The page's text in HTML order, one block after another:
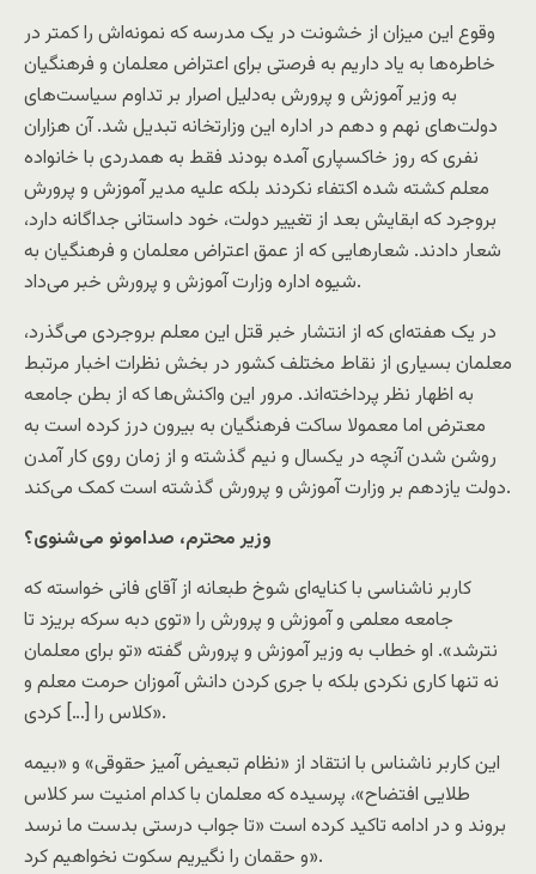
وقوع این میزان از خشونت در یک مدرسه که نمونه‌اش را کمتر در
خاطره‌ها به یاد داریم به فرصتی برای اعتراض معلمان و فرهنگیان
به وزیر آموزش و پرورش به‌دلیل اصرار بر تداوم سیاست‌های
دولت‌های نهم و دهم در اداره این وزارتخانه تبدیل شد. آن هزاران
نفری که روز خاکسپاری آمده بودند فقط به همدردی با خانواده
معلم کشته شده اکتفاء نکردند بلکه علیه مدیر آموزش و پرورش
بروجرد که ابقایش بعد از تغییر دولت، خود داستانی جداگانه دارد،
شعار دادند. شعارهایی که از عمق اعتراض معلمان و فرهنگیان به
شیوه اداره وزارت آموزش و پرورش خبر می‌داد.
در یک هفته‌ای که از انتشار خبر قتل این معلم بروجردی می‌گذرد،
معلمان بسیاری از نقاط مختلف کشور در بخش نظرات اخبار مرتبط
به اظهار نظر پرداخته‌اند. مرور این واکنش‌ها که از بطن جامعه
معترض اما معمولا ساکت فرهنگیان به بیرون درز کرده است به
روشن شدن آنچه در یکسال و نیم گذشته و از زمان روی کار آمدن
دولت یازدهم بر وزارت آموزش و پرورش گذشته است کمک می‌کند.
وزیر محترم، صدامونو می‌شنوی؟
کاربر نا‌شناسی با کنایه‌ای شوخ طبعانه از آقای فانی خواسته که
جامعه معلمی و آموزش و پرورش را «توی دبه سرکه بریزد تا
نترشد». او خطاب به وزیر آموزش و پرورش گفته «تو برای معلمان
نه تنها کاری نکردی بلکه با جری کردن دانش آموزان حرمت معلم و
کلاس را […] کردی».
این کاربر نا‌شناس با انتقاد از «نظام تبعیض آمیز حقوقی» و «بیمه
طلایی افتضاح»، پرسیده که معلمان با کدام امنیت سر کلاس
بروند و در ادامه تاکید کرده است «تا جواب درستی بدست ما نرسد
و حقمان را نگیریم سکوت نخواهیم کرد».